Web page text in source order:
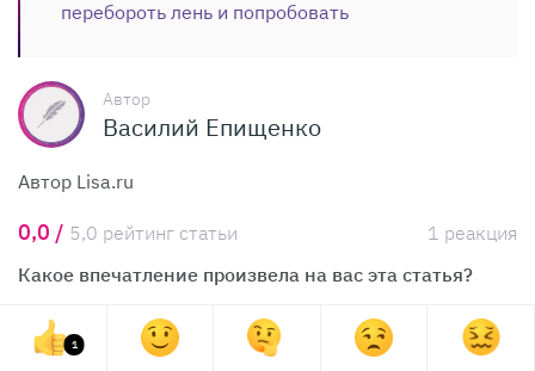
перебороть лень и попробовать
Автор
Василий Епищенко
Автор Lisa.ru
0,0 / 5,0 рейтинг статьи
1 реакция
Какое впечатление произвела на вас эта статья?
1